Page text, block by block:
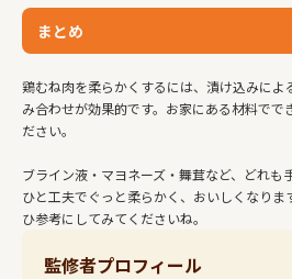
まとめ
鶏むね肉を柔らかくするには、漬け込みに
み合わせが効果的です。お家にある材料でで
ださい。
ブライン液・マヨネーズ・舞茸など、どれも
ひと工夫でぐっと柔らかく、おいしくなり
ひ参考にしてみてくださいね。
監修者プロフィール